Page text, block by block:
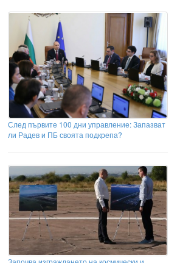
След първите 100 дни управление: Запазват
ли Радев и ПБ своята подкрепа?